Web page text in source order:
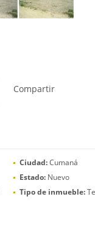
Compartir
Ciudad:Cumaná
Estado: Nuevo
Tipo de inmueble: